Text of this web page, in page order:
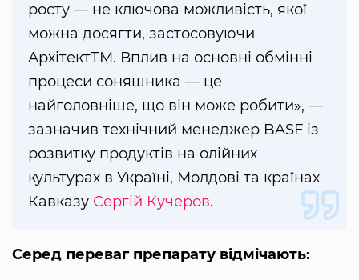
росту — не ключова можливість, якої
можна досягти, застосовуючи
АрхітектТМ. Вплив на основні обмінні
процеси соняшника — це
найголовніше, що він може робити», —
зазначив технічний менеджер BASF із
розвитку продуктів на олійних
культурах в Україні, Молдові та країнах
Кавказу Сергій Кучеров.
Серед переваг препарату відмічають: